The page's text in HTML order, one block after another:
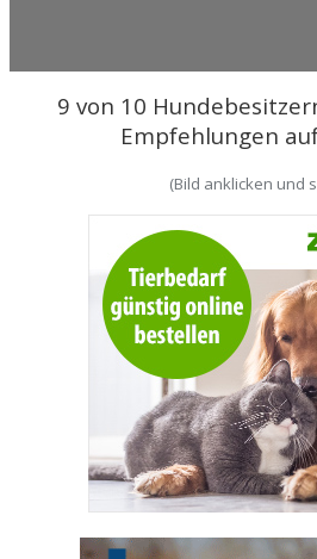
9 von 10
Empfehlungen
(Bild anklicken und